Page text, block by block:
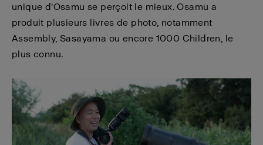
unique d'Osamu se perçoit le mieux. Osamu a
produit plusieurs livres de photo, notamment
Assembly, Sasayama ou encore 1000 Children, le
plus connu.